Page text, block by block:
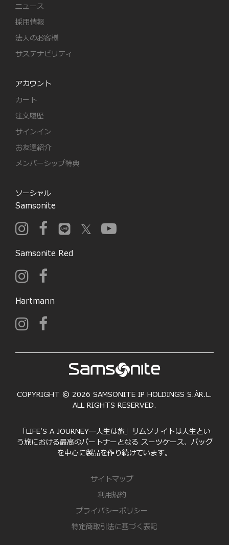
ニュース
採用情報
法人のお客様
サステナビリティ
アカウント
カート
注文履歴
サインイン
お友達紹介
メンバーシップ特典
ソーシャル
Samsonite
Samsonite Red
Hartmann
COPYRIGHT © 2026 SAMSONITE IP HOLDINGS S.ÀR.L.
ALL RIGHTS RESERVED.
「LIFE'S A JOURNEY―人生は旅」サムソナイトは人生とい
う旅における最高のパートナーとなる スーツケース、バッグ
を中心に製品を作り続けています。
サイトマップ
利用規約
プライバシーポリシー
特定商取引法に基づく表記